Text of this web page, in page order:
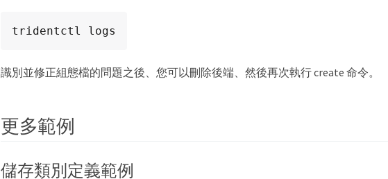
tridentctl logs
識別並修正組態檔的問題之後、您可以刪除後端、然後再次執行 create 命令。
更多範例
儲存類別定義範例